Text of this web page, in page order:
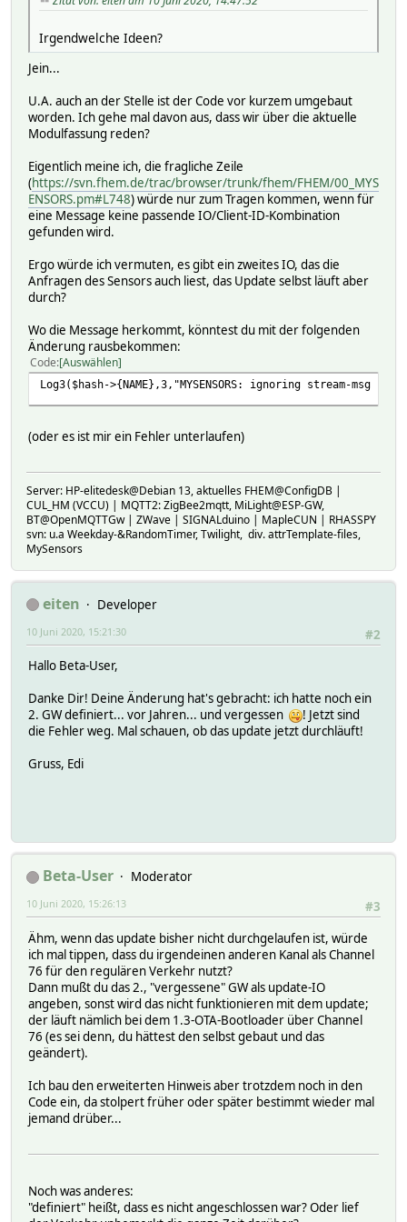
2020-06-10 14:41:18 state updating
gets:
1:
name armed1
16:
name tripped1
setcommands:
sets:
clear noArg
flash noArg
fwType
time noArg
Attributes:
IODev MySensorsGW
mapReading_armed1 1 armed
mapReading_tripped1 1 tripped
mode node
Irgendwelche Ideen?
Jein...
U.A. auch an der Stelle ist der Code vor kurzem umgebaut
worden. Ich gehe mal davon aus, dass wir über die aktuelle
Modulfassung reden?
Eigentlich meine ich, die fragliche Zeile
(https://svn.fhem.de/trac/browser/trunk/fhem/FHEM/00_MYS
ENSORS.pm#L748) würde nur zum Tragen kommen, wenn für
eine Message keine passende IO/Client-ID-Kombination
gefunden wird.
Ergo würde ich vermuten, es gibt ein zweites IO, das die
Anfragen des Sensors auch liest, das Update selbst läuft aber
durch?
Wo die Message herkommt, könntest du mit der folgenden
Änderung rausbekommen:
Code Auswählen
Log3($hash->{NAME},3,"MYSENSORS: ignoring stream-
(oder es ist mir ein Fehler unterlaufen)
Server: HP-elitedesk@Debian 13, aktuelles FHEM@ConfigDB |
CUL_HM (VCCU) | MQTT2: ZigBee2mqtt, MiLight@ESP-GW,
BT@OpenMQTTGw | ZWave | SIGNALduino | MapleCUN | RHASSPY
svn: u.a Weekday-&RandomTimer, Twilight, div. attrTemplate-files,
MySensors
eiten
Developer
#2
10 Juni 2020, 15:21:30
Hallo Beta-User,
Danke Dir! Deine Änderung hat's gebracht: ich hatte noch ein
2. GW definiert... vor Jahren... und vergessen
! Jetzt sind
die Fehler weg. Mal schauen, ob das update jetzt durchläuft!
Gruss, Edi
Beta-User
Moderator
#3
10 Juni 2020, 15:26:13
Ähm, wenn das update bisher nicht durchgelaufen ist, würde
ich mal tippen, dass du irgendeinen anderen Kanal als Channel
76 für den regulären Verkehr nutzt?
Dann mußt du das 2., "vergessene" GW als update-IO
angeben, sonst wird das nicht funktionieren mit dem update;
der läuft nämlich bei dem 1.3-OTA-Bootloader über Channel
76 (es sei denn, du hättest den selbst gebaut und das
geändert).
Ich bau den erweiterten Hinweis aber trotzdem noch in den
Code ein, da stolpert früher oder später bestimmt wieder mal
jemand drüber...
Noch was anderes:
"definiert" heißt, dass es nicht angeschlossen war? Oder lief